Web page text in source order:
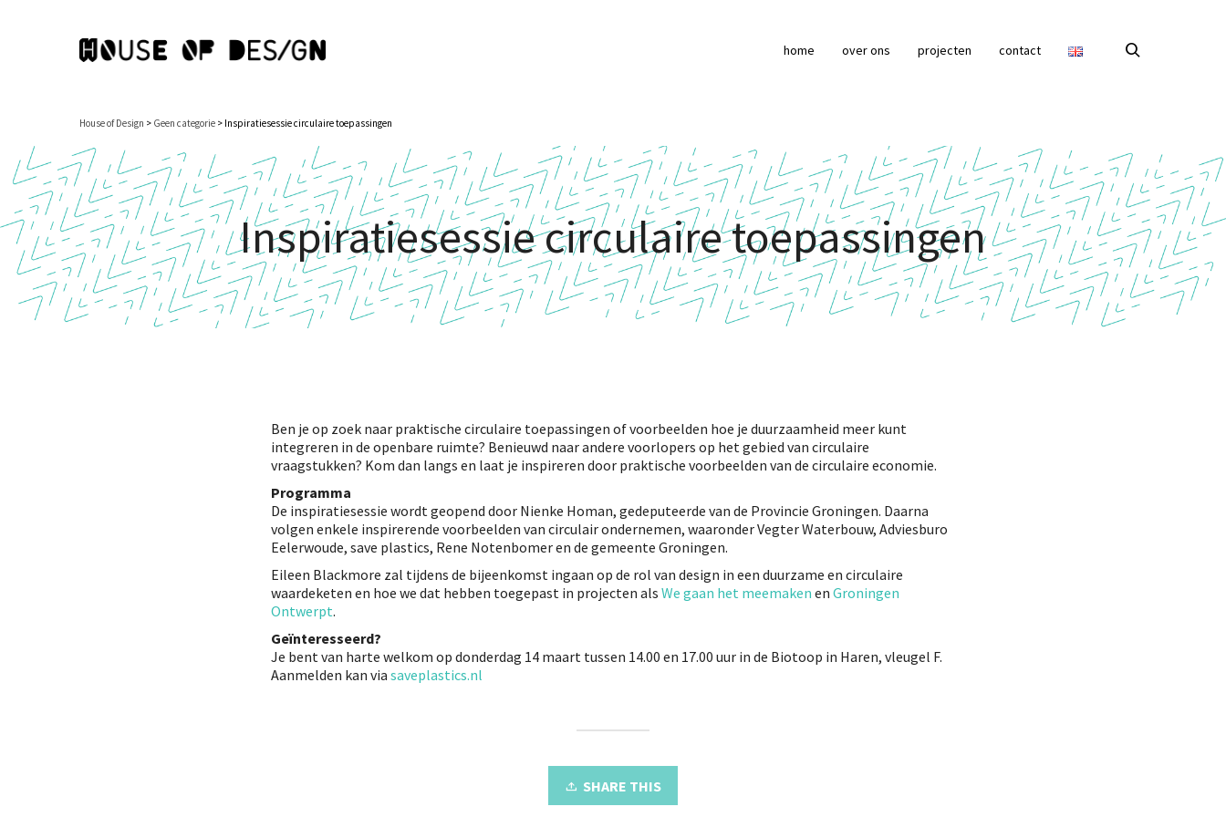
home over ons projecten contact
House of Design > Geen categorie > Inspiratiesessie circulaire toepassingen
Inspiratiesessie circulaire toepassingen
Ben je op zoek naar praktische circulaire toepassingen of voorbeelden hoe je duurzaamheid meer kunt
integreren in de openbare ruimte? Benieuwd naar andere voorlopers op het gebied van circulaire
vraagstukken? Kom dan langs en laat je inspireren door praktische voorbeelden van de circulaire economie.
Programma
De inspiratiesessie wordt geopend door Nienke Homan, gedeputeerde van de Provincie Groningen. Daarna
volgen enkele inspirerende voorbeelden van circulair ondernemen, waaronder Vegter Waterbouw, Adviesburo
Eelerwoude, save plastics, Rene Notenbomer en de gemeente Groningen.
Eileen Blackmore zal tijdens de bijeenkomst ingaan op de rol van design in een duurzame en circulaire
waardeketen en hoe we dat hebben toegepast in projecten als We gaan het meemaken en Groningen
Ontwerpt.
Geïnteresseerd?
Je bent van harte welkom op donderdag 14 maart tussen 14.00 en 17.00 uur in de Biotoop in Haren, vleugel F.
Aanmelden kan via saveplastics.nl
SHARE THIS